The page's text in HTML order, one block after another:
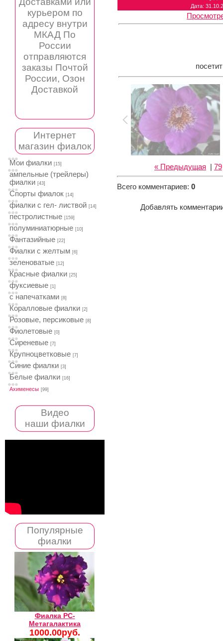
курьером по
адресу внутри
МКАД По
России
отправляются
заказы Почтой
России, Озон
Доставкой
Интернет
магазин фиалок
Мои фиалки [15]
ампельные (трейлеры)
фиалки [43]
Спорты фиалок [14]
фиалки с гел- листвой [14]
пестролистные [159]
полуминиатюрные [10]
Фантазийные [22]
Фиалки с желтым [6]
зеленоватые [12]
Красные фиалки [25]
фуксиевые [1]
с напечатками [8]
Коралловые фиалки [2]
Розовые, персиковые [8]
Фиолетовые [0]
Сиреневые [7]
Крупноцветковые [7]
Синие фиалки [3]
Белые фиалки [16]
Ахименесы [99]
Видео
наши фиалки
Популярные
фиалки
Фиалка РС-
Метагалактика
1000.00руб.
Дата:
« Предыдущая 79
Всего комментариев: 0
Добавлять